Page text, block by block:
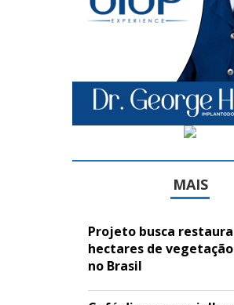
MAIS
Projeto busca
hectares de
no Brasil